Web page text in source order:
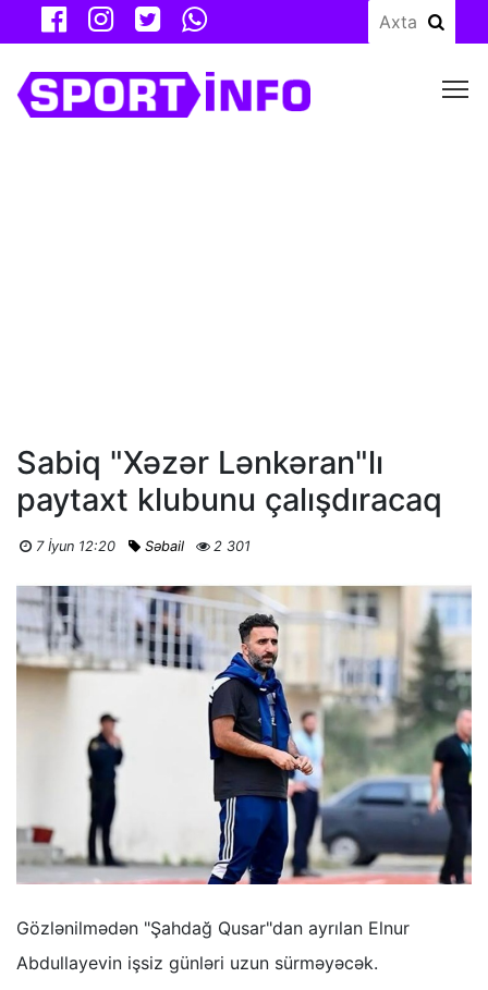
Sabiq "Xəzər Lənkəran"lı
paytaxt klubunu çalışdıracaq
7 İyun 12:20 Səbail 2 301
Gözlənilmədən "Şahdağ Qusar"dan ayrılan Elnur
Abdullayevin işsiz günləri uzun sürməyəcək.